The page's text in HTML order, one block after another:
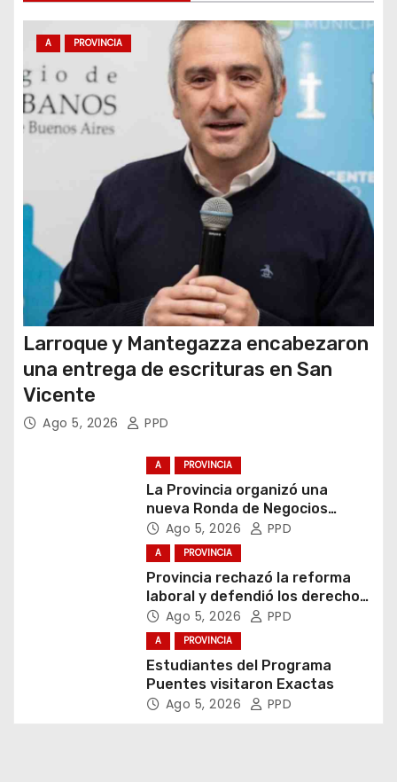
n
r
a
a
s
A PROVINCIA
Larroque y Mantegazza encabezaron
una entrega de escrituras en San
Vicente
Ago 5, 2026 PPD
A PROVINCIA
La Provincia organizó una
nueva Ronda de Negocios
Internacional en Luján
Ago 5, 2026 PPD
A PROVINCIA
Provincia rechazó la reforma
laboral y defendió los derechos
de los trabajadores
Ago 5, 2026 PPD
A PROVINCIA
Estudiantes del Programa
Puentes visitaron Exactas
Ago 5, 2026 PPD